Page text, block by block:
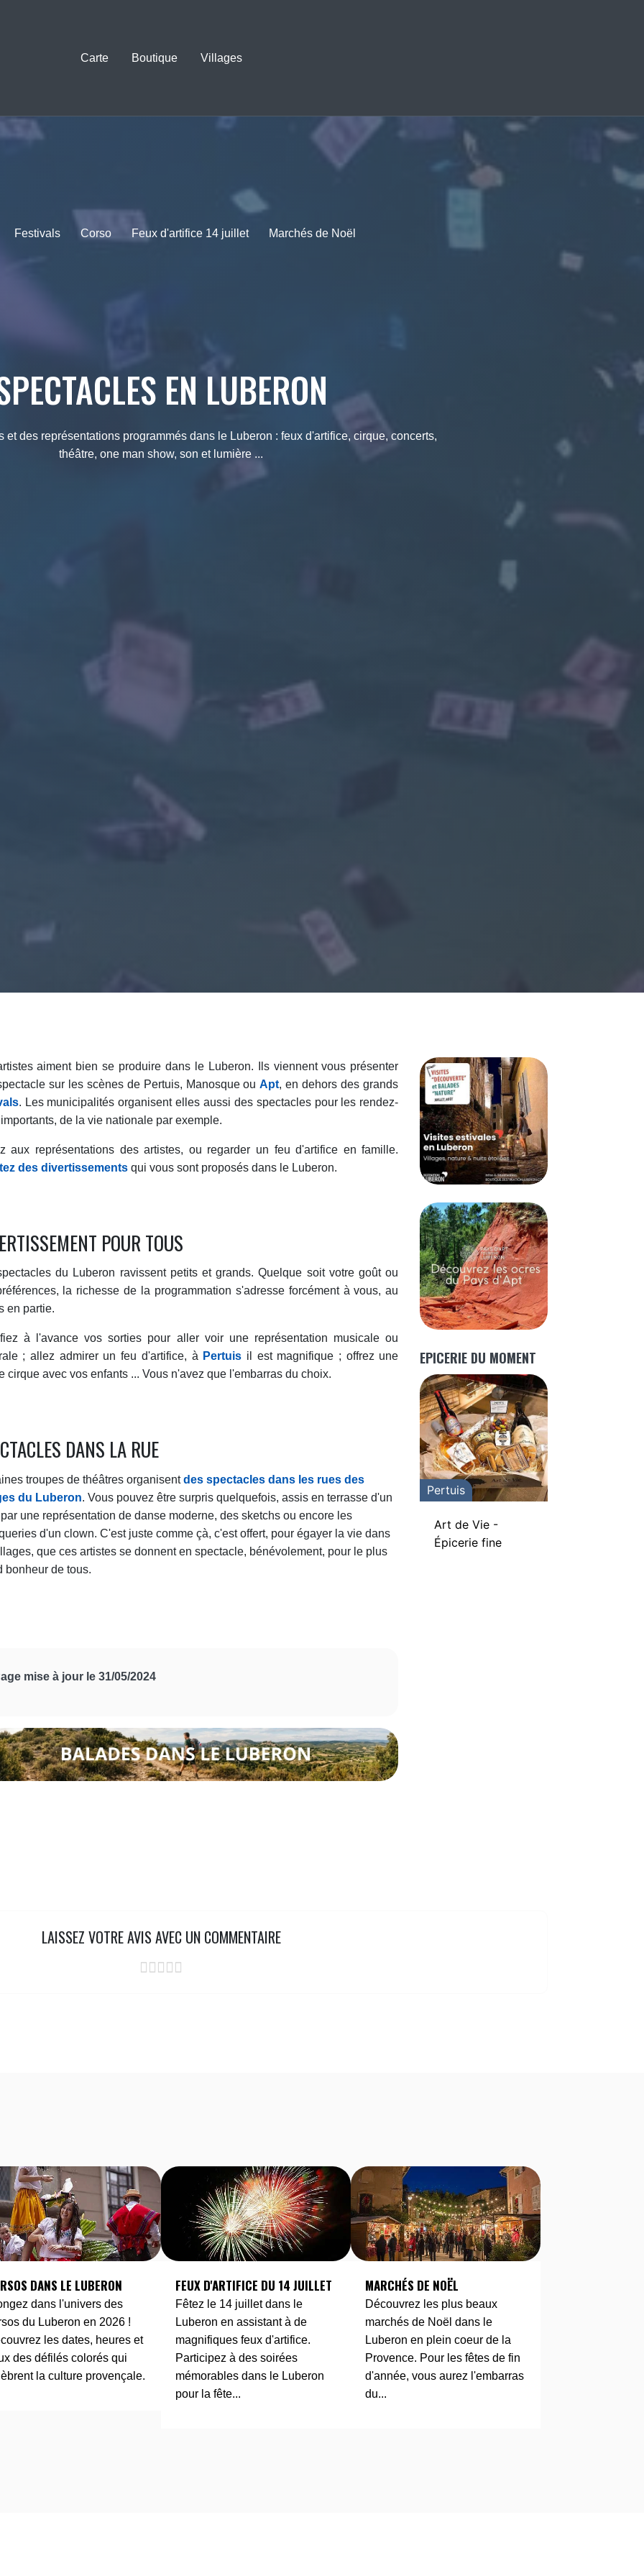
Carte Boutique Villages
Festivals Corso Feux d'artifice 14 juillet Marchés de Noël
EN LUBERON
et des représentations programmés dans le Luberon : feux d'artifice, cirque, concerts,
théâtre, one man show, son et lumière ...
aiment bien se produire dans le Luberon. Ils viennent vous présenter
sur les scènes de Pertuis, Manosque ouApt, en dehors des grands
. Les municipalités organisent elles aussi des spectacles pour les rendez-
de la vie nationale par exemple.
aux représentations des artistes, ou regarder un feu d'artifice en famille.
des divertissementsqui vous sont proposés dans le Luberon.
POUR TOUS
du Luberon ravissent petits et grands. Quelque soit votre goût ou
la richesse de la programmation s'adresse forcément à vous, au
en partie.
à l'avance vos sorties pour aller voir une représentation musicale ou
; allez admirer un feu d'artifice, à Pertuis il est magnifique ; offrez une
cirque avec vos enfants ... Vous n'avez que l'embarras du choix.
DANS LA RUE
troupes de théâtres organisentdes spectacles dans les rues des
du Luberon. Vous pouvez être surpris quelquefois, assis en terrasse d'un
une représentation de danse moderne, des sketchs ou encore les
d'un clown. C'est juste comme çà, c'est offert, pour égayer la vie dans
que ces artistes se donnent en spectacle, bénévolement, pour le plus
bonheur de tous.
mise à jour le 31/05/2024
EPICERIE DU MOMENT
Pertuis
Art de Vie -
Épicerie fine
LAISSEZ VOTRE AVIS AVEC UN COMMENTAIRE
DANS LE LUBERON
dans l'univers des
du Luberon en 2026 !
les dates, heures et
des défilés colorés qui
la culture provençale.
FEUX D'ARTIFICE DU 14 JUILLET
Fêtez le 14 juillet dans le
Luberon en assistant à de
magnifiques feux d'artifice.
Participez à des soirées
mémorables dans le Luberon
pour la fête...
MARCHÉS DE NOËL
Découvrez les plus beaux
marchés de Noël dans le
Luberon en plein coeur de la
Provence. Pour les fêtes de fin
d'année, vous aurez l'embarras
du...